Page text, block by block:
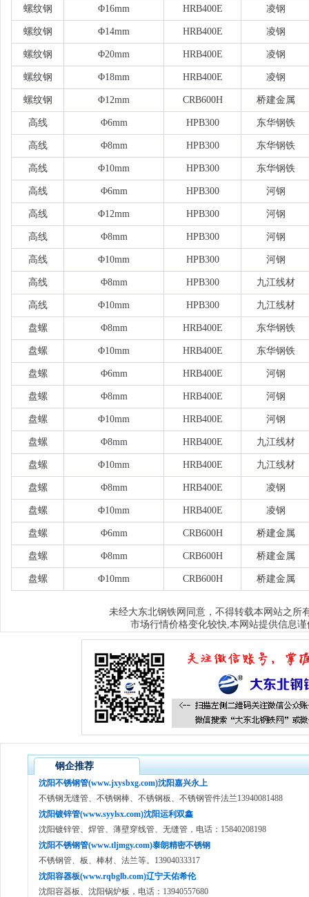
螺纹钢 Φ16mm HRB400E 凌钢
螺纹钢 Φ14mm HRB400E 凌钢
螺纹钢 Φ20mm HRB400E 凌钢
螺纹钢 Φ18mm HRB400E 凌钢
螺纹钢 Φ12mm CRB600H 桥建金属
高线 Φ6mm HPB300 东华钢铁
高线 Φ8mm HPB300 东华钢铁
高线 Φ10mm HPB300 东华钢铁
高线 Φ6mm HPB300 河钢
高线 Φ12mm HPB300 河钢
高线 Φ8mm HPB300 河钢
高线 Φ10mm HPB300 河钢
高线 Φ8mm HPB300 九江线材
高线 Φ10mm HPB300 九江线材
盘螺 Φ8mm HRB400E 东华钢铁
盘螺 Φ10mm HRB400E 东华钢铁
盘螺 Φ6mm HRB400E 河钢
盘螺 Φ8mm HRB400E 河钢
盘螺 Φ10mm HRB400E 河钢
盘螺 Φ8mm HRB400E 九江线材
盘螺 Φ10mm HRB400E 九江线材
盘螺 Φ8mm HRB400E 凌钢
盘螺 Φ10mm HRB400E 凌钢
盘螺 Φ6mm CRB600H 桥建金属
盘螺 Φ8mm CRB600H 桥建金属
盘螺 Φ10mm CRB600H 桥建金属
未经大东北钢铁网 同意，不得转载本网站之所
市场行情价格变化较快,本网站提供信息
钢企推荐
沈阳不锈钢管(www.jxysbxg.com)沈阳嘉兴永上
不锈钢无缝管、不锈钢棒、不锈钢板、不锈钢管件法兰13940081488
沈阳镀锌管(www.syylsx.com)沈阳运利双鑫
沈阳镀锌管、焊管、薄壁穿线管、无缝管，电话：15840208198
沈阳不锈钢管(www.tljmgy.com)泰朗精密不锈钢
不锈钢管、板、棒材、法兰等。13904033317
沈阳容器板(www.rqbglb.com)辽宁天佑希伦
沈阳容器板、沈阳锅炉板，电话：13940557680